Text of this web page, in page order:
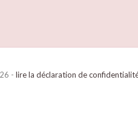
- lire la déclaration de